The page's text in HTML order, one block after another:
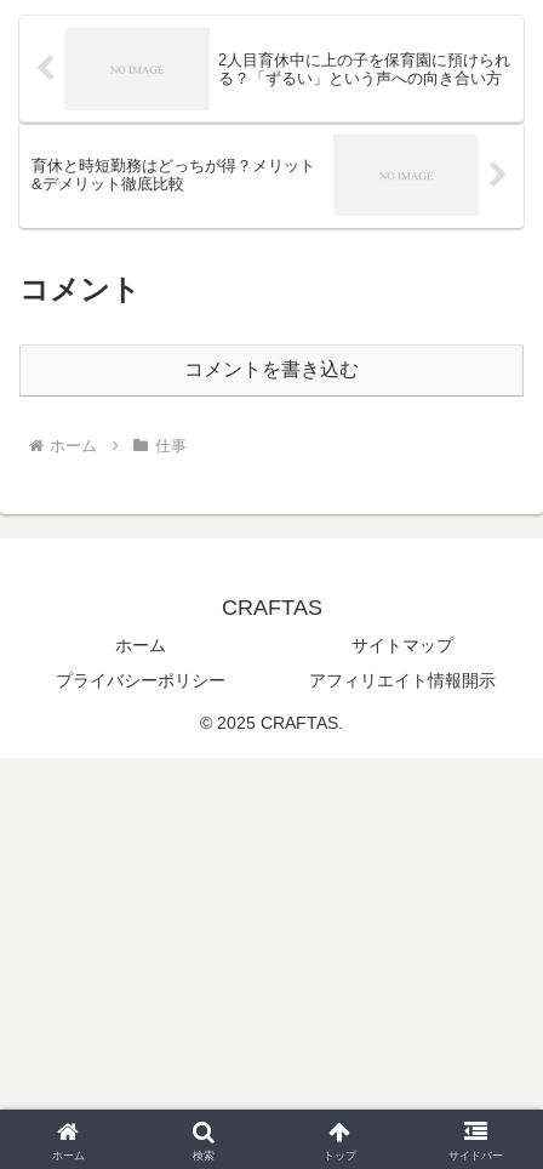
2人目育休中に上の子を保育園に預けられ
る？「ずるい」という声への向き合い方
育休と時短勤務はどっちが得？メリット
&デメリット徹底比較
コメント
コメントを書き込む
ホーム 仕事
CRAFTAS
ホーム
サイトマップ
プライバシーポリシー
アフィリエイト情報開示
© 2025 CRAFTAS.
ホーム 検索 トップ サイドバー